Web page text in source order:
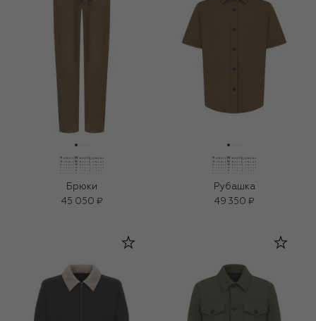
Брюки
45 050 ₽
Рубашка
49 350 ₽